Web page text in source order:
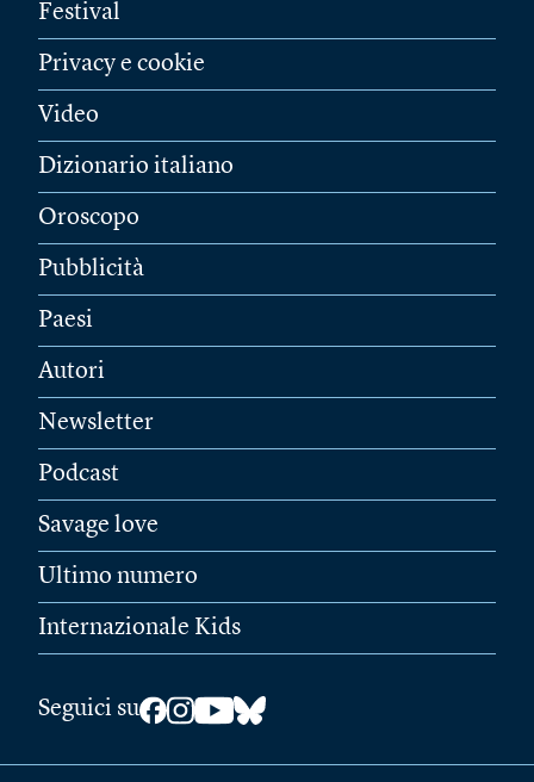
Festival
Privacy e cookie
Video
Dizionario italiano
Oroscopo
Pubblicità
Paesi
Autori
Newsletter
Podcast
Savage love
Ultimo numero
Internazionale Kids
Seguici su